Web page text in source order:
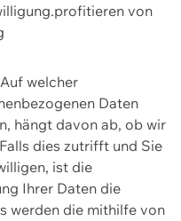
von
welcher
Daten
hängt davon ab, ob wir
dies zutrifft und Sie
ist die
Ihrer Daten die
werden die mithilfe von